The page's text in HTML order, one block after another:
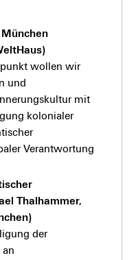
wollen wir
und
mit
kolonialer
Verantwortung
Thalhammer,
der